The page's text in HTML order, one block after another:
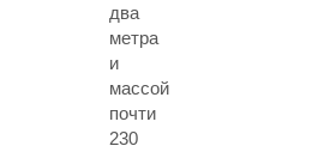
два
метра
и
массой
почти
230